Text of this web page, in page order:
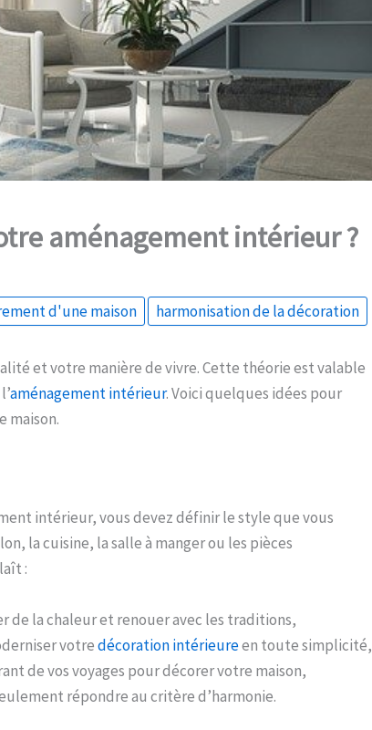
aménagement intérieur ?
d'une maison harmonisation de la décoration
et votre manière de vivre. Cette théorie est valable
aménagement intérieur. Voici quelques idées pour
maison.
intérieur, vous devez définir le style que vous
la cuisine, la salle à manger ou les pièces
:
de la chaleur et renouer avec les traditions,
votredécoration intérieureen toute simplicité,
de vos voyages pour décorer votre maison,
répondre au critère d’harmonie.